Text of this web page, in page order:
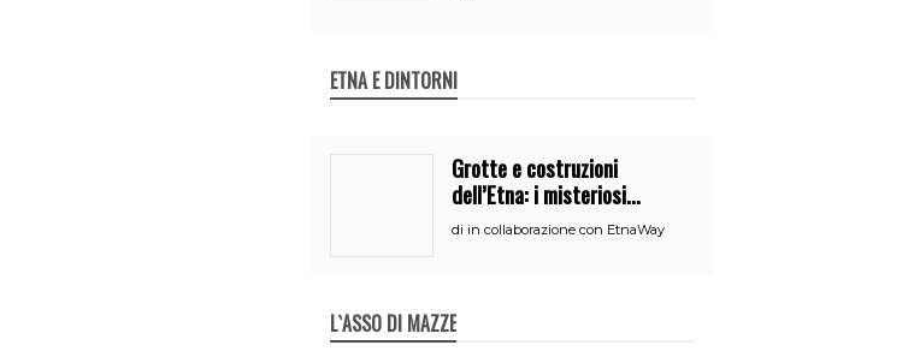
ETNA E DINTORNI
Grotte e costruzioni
dell’Etna: i misteriosi
nascondigli del vulcano
di in collaborazione con EtnaWay
L`ASSO DI MAZZE